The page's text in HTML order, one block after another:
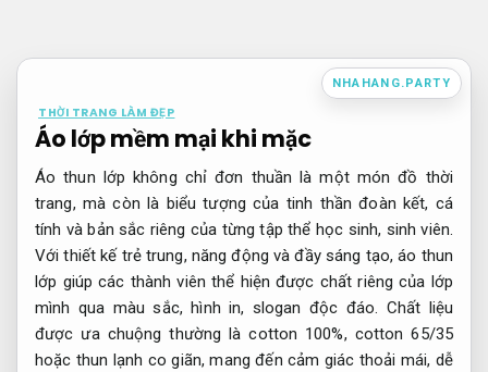
nội
NHAHANG.PARTY
THỜI TRANG LÀM ĐẸP
Áo lớp mềm mại khi mặc
Áo thun lớp không chỉ đơn thuần là một món đồ thời
trang, mà còn là biểu tượng của tinh thần đoàn kết, cá
tính và bản sắc riêng của từng tập thể học sinh, sinh viên.
Với thiết kế trẻ trung, năng động và đầy sáng tạo, áo thun
lớp giúp các thành viên thể hiện được chất riêng của lớp
mình qua màu sắc, hình in, slogan độc đáo. Chất liệu
được ưa chuộng thường là cotton 100%, cotton 65/35
hoặc thun lạnh co giãn, mang đến cảm giác thoải mái, dễ